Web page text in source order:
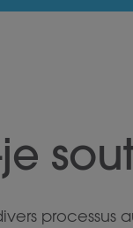
processus